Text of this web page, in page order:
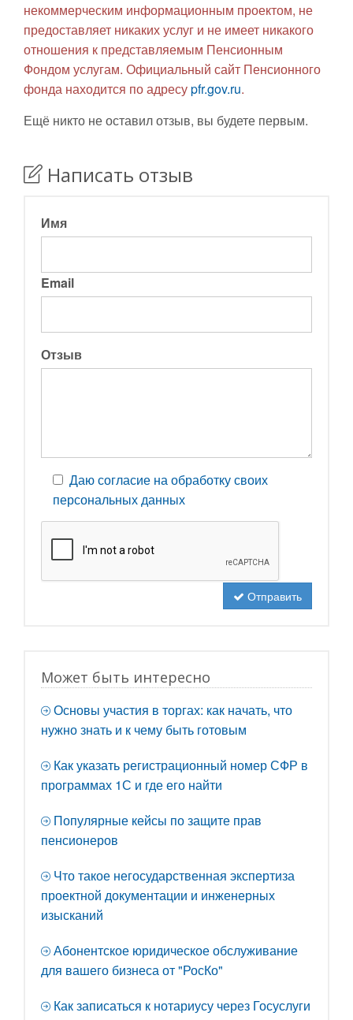
некоммерческим информационным проектом, не
предоставляет никаких услуг и не имеет никакого
отношения к представляемым Пенсионным
Фондом услугам. Официальный сайт Пенсионного
фонда находится по адресуpfr.gov.ru.
Ещё никто не оставил отзыв, вы будете первым.
Написать отзыв
Имя
Email
Отзыв
Даю согласие на обработку своих
персональных данных
Отправить
Может быть интересно
Основы участия в торгах: как начать, что
нужно знать и к чему быть готовым
Как указать регистрационный номер СФР в
программах 1С и где его найти
Популярные кейсы по защите прав
пенсионеров
Что такое негосударственная экспертиза
проектной документации и инженерных
изысканий
Абонентское юридическое обслуживание
для вашего бизнеса от "РосКо"
Как записаться к нотариусу через Госуслуги